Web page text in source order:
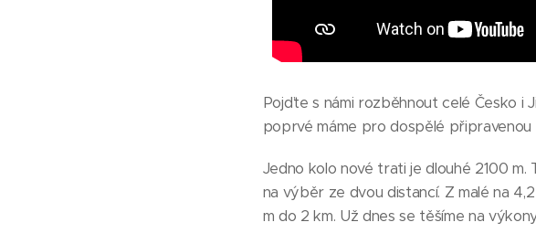
Pojďte s námi rozběhnout celé Česko i
poprvé máme pro dospělé
Jedno kolo nové trati je dlouhé 2100 m.
na výběr ze dvou distancí. Z malé na
m do 2 km. Už dnes se těšíme na